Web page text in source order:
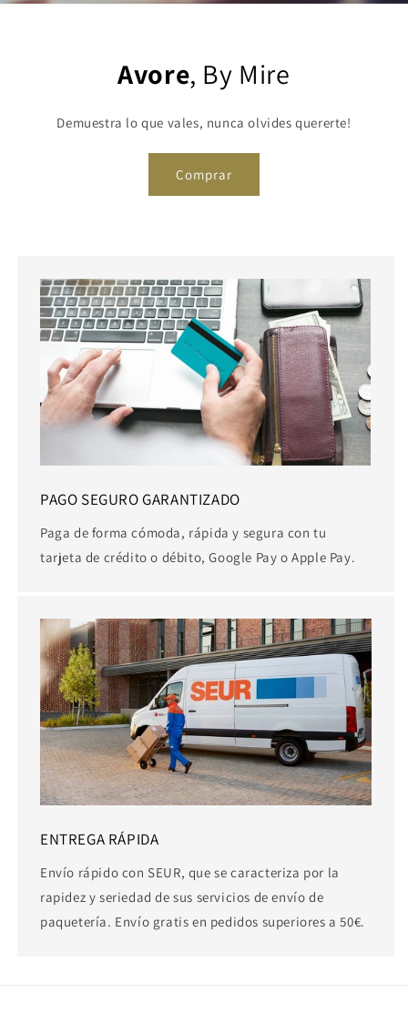
Avore, By Mire
Demuestra lo que vales, nunca olvides quererte!
Comprar
PAGO SEGURO GARANTIZADO
Paga de forma cómoda, rápida y segura con tu
tarjeta de crédito o débito, Google Pay o Apple Pay.
ENTREGA RÁPIDA
Envío rápido con SEUR, que se caracteriza por la
rapidez y seriedad de sus servicios de envío de
paquetería. Envío gratis en pedidos superiores a 50€.